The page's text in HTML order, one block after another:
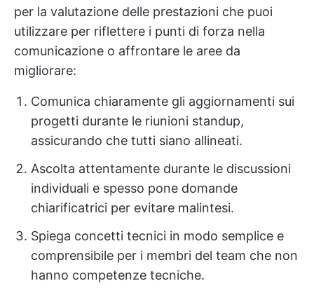
per la valutazione delle prestazioni che puoi
utilizzare per riflettere i punti di forza nella
comunicazione o affrontare le aree da
migliorare:
Comunica chiaramente gli aggiornamenti sui
progetti durante le riunioni standup,
assicurando che tutti siano allineati.
Ascolta attentamente durante le discussioni
individuali e spesso pone domande
chiarificatrici per evitare malintesi.
Spiega concetti tecnici in modo semplice e
comprensibile per i membri del team che non
hanno competenze tecniche.